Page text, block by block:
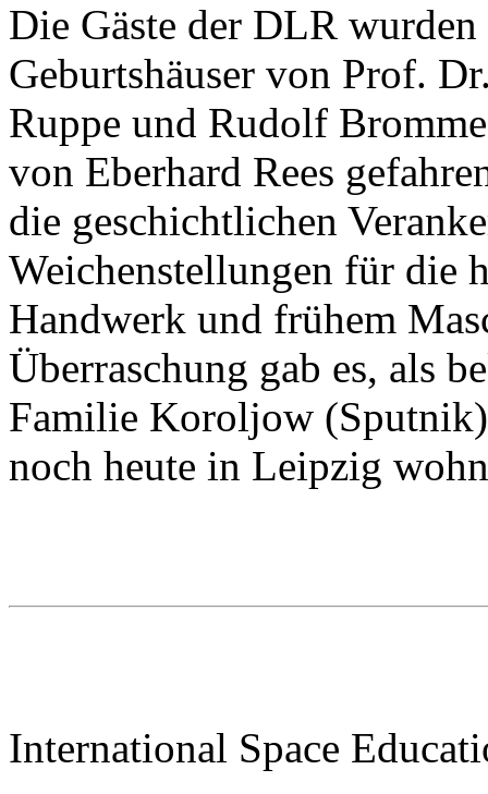
Die Gäste der DLR
Geburtshäuser von Prof.
Ruppe und Rudolf
von Eberhard Rees
die geschichtlichen
Weichenstellungen für die
Handwerk und frühem
Überraschung gab es, als
Familie Koroljow
noch heute in Leipzig
International Space